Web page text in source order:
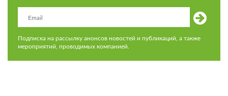
Подписка на рассылку анонсов новостей и публикаций, а также
мероприятий, проводимых компанией.